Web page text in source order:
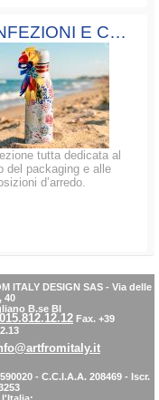
CONFEZIONI E COMPOSIZIONI
tutta dedicata al
del packaging e alle
d’arredo.
ITALY DESIGN SAS - Via delle
40
B.se BI
Fax. +39
- C.C.I.A.A. 208469 - Iscr.
l'Italia: